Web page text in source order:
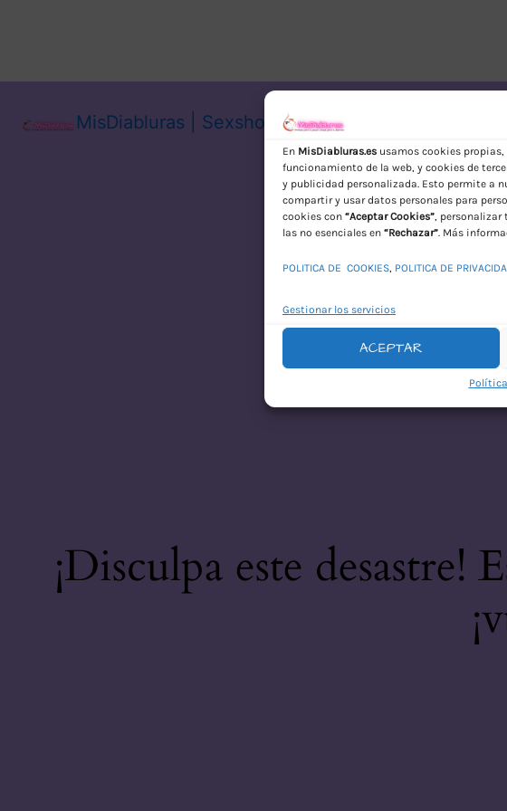
En MisDiabluras.es usamos cookies propias,
funcionamiento de la web, y cookies de
y publicidad personalizada. Esto permite a
compartir y usar datos personales para
cookies con “Aceptar Cookies”, personalizar
las no esenciales en “Rechazar”. Más
POLITICA DE COOKIES, POLITICA DE
Gestionar los servicios
ACEPTAR
MisDiabluras | Sexshop Online con Envío Discreto
¡Disculpa este